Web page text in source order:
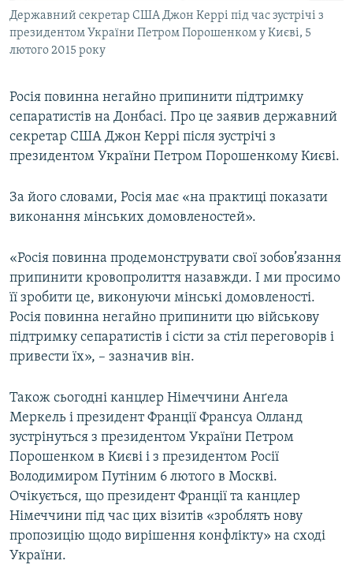
ІНФОГРАФІКА
ДОЛУЧАЙСЯ!
Усі сайти RFE/RL
Державний секретар США Джон Керрі під час зустрічі з
президентом України Петром Порошенком у Києві, 5
лютого 2015 року
Росія повинна негайно припинити підтримку
сепаратистів на Донбасі. Про це заявив державний
секретар США Джон Керрі після зустрічі з
президентом України Петром Порошенкому Києві.
За його словами, Росія має «на практиці показати
виконання мінських домовленостей».
«Росія повинна продемонструвати свої зобов’язання
припинити кровопролиття назавжди. І ми просимо
її зробити це, виконуючи мінські домовленості.
Росія повинна негайно припинити цю військову
підтримку сепаратистів і сісти за стіл переговорів і
привести їх», – зазначив він.
Також сьогодні канцлер Німеччини Анґела
Меркель і президент Франції Франсуа Олланд
зустрінуться з президентом України Петром
Порошенком в Києві і з президентом Росії
Володимиром Путіним 6 лютого в Москві.
Очікується, що президент Франції та канцлер
Німеччини під час цих візитів «зроблять нову
пропозицію щодо вирішення конфлікту» на сході
України.